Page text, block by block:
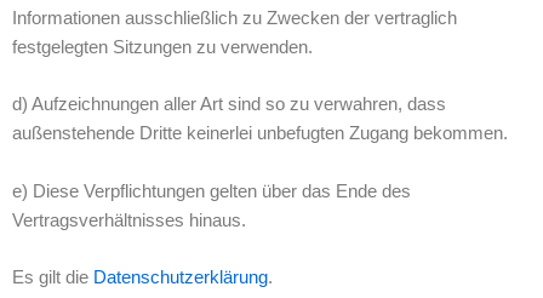
Informationen ausschließlich zu Zwecken der vertraglich
festgelegten Sitzungen zu verwenden.
d) Aufzeichnungen aller Art sind so zu verwahren, dass
außenstehende Dritte keinerlei unbefugten Zugang bekommen.
e) Diese Verpflichtungen gelten über das Ende des
Vertragsverhältnisses hinaus.
Es gilt die Datenschutzerklärung.